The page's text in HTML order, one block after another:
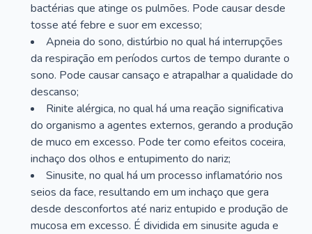
bactérias que atinge os pulmões. Pode causar desde
tosse até febre e suor em excesso;
Apneia do sono, distúrbio no qual há interrupções
da respiração em períodos curtos de tempo durante o
sono. Pode causar cansaço e atrapalhar a qualidade do
descanso;
Rinite alérgica, no qual há uma reação significativa
do organismo a agentes externos, gerando a produção
de muco em excesso. Pode ter como efeitos coceira,
inchaço dos olhos e entupimento do nariz;
Sinusite, no qual há um processo inflamatório nos
seios da face, resultando em um inchaço que gera
desde desconfortos até nariz entupido e produção de
mucosa em excesso. É dividida em sinusite aguda e